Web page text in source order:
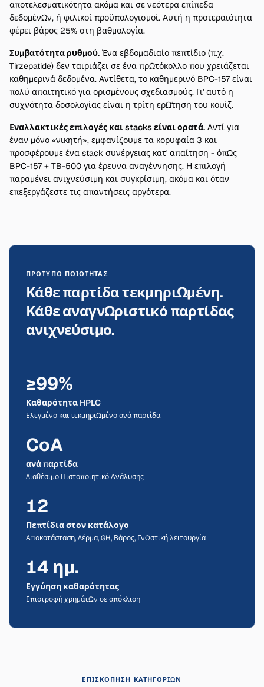
αποτελεσματικότητα ακόμα και σε νεότερα επίπεδα
δεδομένων, ή φιλικοί προϋπολογισμοί. Αυτή η προτεραιότητα
φέρει βάρος 25% στη βαθμολογία.
Συμβατότητα ρυθμού. Ένα εβδομαδιαίο πεπτίδιο (π.χ.
Tirzepatide) δεν ταιριάζει σε ένα πρωτόκολλο που χρειάζεται
καθημερινά δεδομένα. Αντίθετα, το καθημερινό BPC-157 είναι
πολύ απαιτητικό για ορισμένους σχεδιασμούς. Γι' αυτό η
συχνότητα δοσολογίας είναι η τρίτη ερώτηση του κουίζ.
Εναλλακτικές επιλογές και stacks είναι ορατά. Αντί για
έναν μόνο «νικητή», εμφανίζουμε τα κορυφαία 3 και
προσφέρουμε ένα stack συνέργειας κατ' απαίτηση - όπως
BPC-157 + TB-500 για έρευνα αναγέννησης. Η επιλογή
παραμένει ανιχνεύσιμη και συγκρίσιμη, ακόμα και όταν
επεξεργάζεστε τις απαντήσεις αργότερα.
ΠΡΌΤΥΠΟ ΠΟΙΌΤΗΤΑΣ
Κάθε παρτίδα τεκμηριωμένη.
Κάθε αναγνωριστικό παρτίδας
ανιχνεύσιμο.
≥99%
Καθαρότητα HPLC
Ελεγμένο και τεκμηριωμένο ανά παρτίδα
CoA
ανά παρτίδα
Διαθέσιμο Πιστοποιητικό Ανάλυσης
12
Πεπτίδια στον κατάλογο
Αποκατάσταση, Δέρμα, GH, Βάρος, Γνωστική λειτουργία
14 ημ.
Εγγύηση καθαρότητας
Επιστροφή χρημάτων σε απόκλιση
ΕΠΙΣΚΌΠΗΣΗ ΚΑΤΗΓΟΡΙΏΝ